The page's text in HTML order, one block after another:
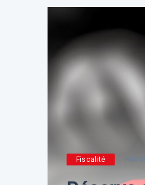
Fiscalité